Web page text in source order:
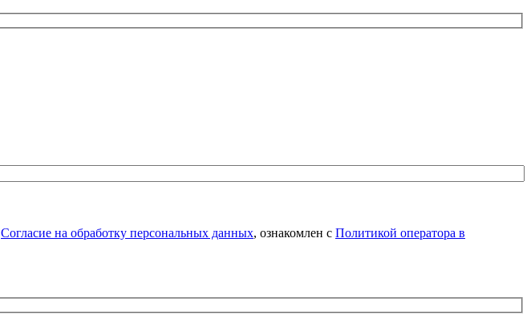
Согласие на обработку персональных данных, ознакомлен с Политикой оператора в